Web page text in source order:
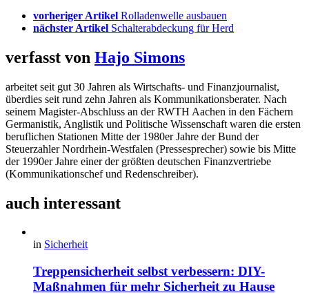
vorheriger Artikel Rolladenwelle ausbauen
nächster Artikel Schalterabdeckung für Herd
verfasst von Hajo Simons
arbeitet seit gut 30 Jahren als Wirtschafts- und Finanzjournalist,
überdies seit rund zehn Jahren als Kommunikationsberater. Nach
seinem Magister-Abschluss an der RWTH Aachen in den Fächern
Germanistik, Anglistik und Politische Wissenschaft waren die ersten
beruflichen Stationen Mitte der 1980er Jahre der Bund der
Steuerzahler Nordrhein-Westfalen (Pressesprecher) sowie bis Mitte
der 1990er Jahre einer der größten deutschen Finanzvertriebe
(Kommunikationschef und Redenschreiber).
auch interessant
in Sicherheit
Treppensicherheit selbst verbessern: DIY-
Maßnahmen für mehr Sicherheit zu Hause